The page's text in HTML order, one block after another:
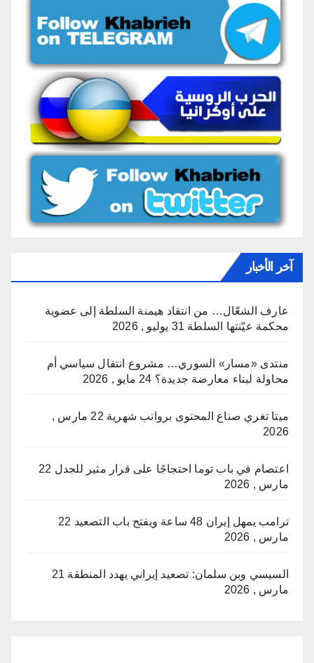
آخر الأخبار
عارف الشعّال… من انتقاد هيمنة السلطة إلى عضوية
محكمة عيّنتها السلطة 31 يوليو , 2026
منتدى «مسار» السوري… مشروع انتقال سياسي أم
محاولة لبناء معارضة جديدة؟ 24 مايو , 2026
ميتا تغري صناع المحتوى برواتب شهرية
22 مارس ,
2026
اعتصام في باب توما احتجاجًا على قرار مثير للجدل 22
مارس , 2026
ترامب يمهل إيران 48 ساعة ويفتح باب التصعيد
22
مارس , 2026
السيسي وبن سلمان: تصعيد إيراني يهدد المنطقة 21
مارس , 2026